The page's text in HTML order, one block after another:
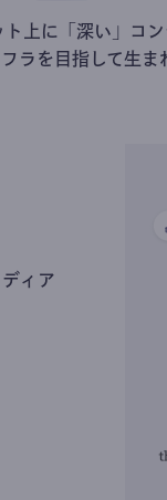
上に「深い」コン
ラを目指して生ま
ィア